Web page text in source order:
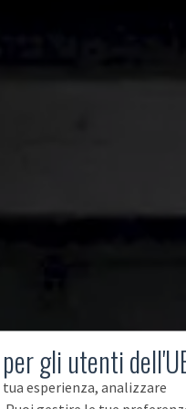
gli utenti
esperienza, analizzare